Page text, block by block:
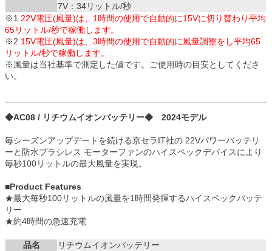
7V：34リットル/秒
※1 22V電圧(風量)は、1時間の使用で自動的に15Vに切り替わり平均
65リットル/秒で稼働します。
※2 15V電圧(風量)は、3時間の使用で自動的に風量調整をし平均65
リットル/秒で稼働します。
※風量は当社基準で測定した値です。ご使用時の目安としてくださ
い。
◆AC08 / リチウムイオンバッテリー◆ 2024モデル
毎シーズンアップデートを続ける京セラIT社の 22Vパワーバッテリ
ーと防水ブラシレス モーターファンのハイスペックデバイスにより
毎秒100リットルの最大風量を実現。
■Product Features
★最大毎秒100リットルの風量を1時間発揮するハイスペックバッテ
リー
★約4時間の急速充電
品名
リチウムイオンバッテリー